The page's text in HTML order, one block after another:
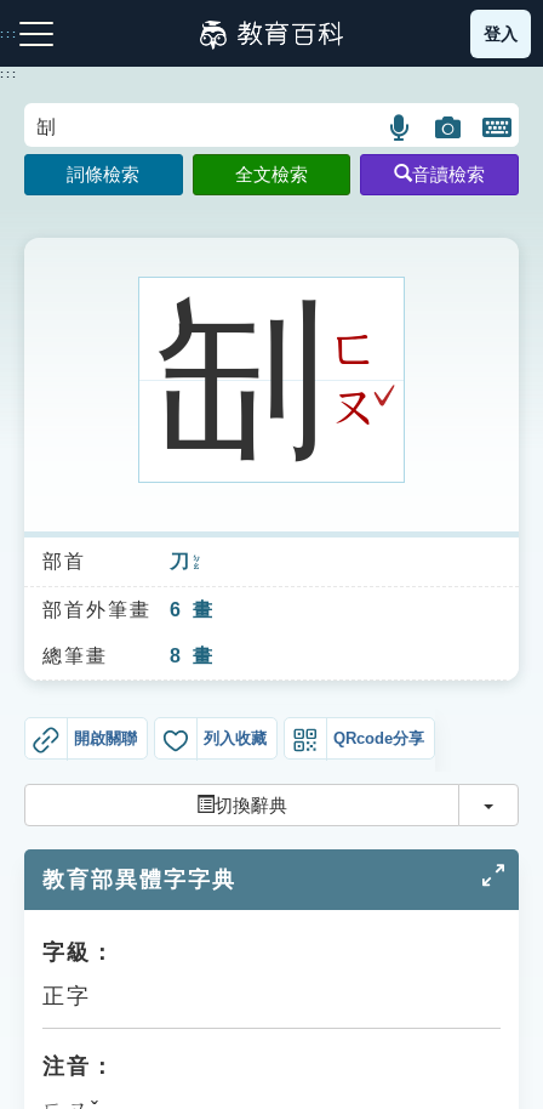
到
主
:::
注音索引圖示 筆畫索引圖示 部首索引表圖示
索引選單
知識索引
單字索引
貓頭鷹博士
登入
:::
語
言
搜
示
圖
片
搜
開
鍵
圖
詞條檢索 全文檢索 音讀檢索
㓡ㄈ
ㄡ ˇ
部首 刀 ㄉㄠ
部首外筆畫 6 畫
總筆畫 8 畫
開啟關聯 列入收藏 QRcode分享
切換辭典 切換
教育部異體字字典
字級：
正字
注音：